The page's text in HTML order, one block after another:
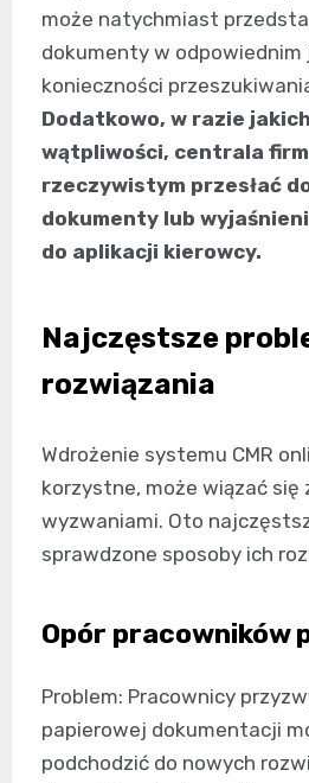
może natychmiast
dokumenty w odpowiednim
konieczności
Dodatkowo, w razie
wątpliwości, centrala
rzeczywistym przesłać
dokumenty lub
do aplikacji kierowcy.
Najczęstsze
rozwiązania
Wdrożenie systemu CMR
korzystne, może wiązać się
wyzwaniami. Oto
sprawdzone sposoby ich
Opór pracowników
Problem: Pracownicy
papierowej dokumentacji
podchodzić do nowych